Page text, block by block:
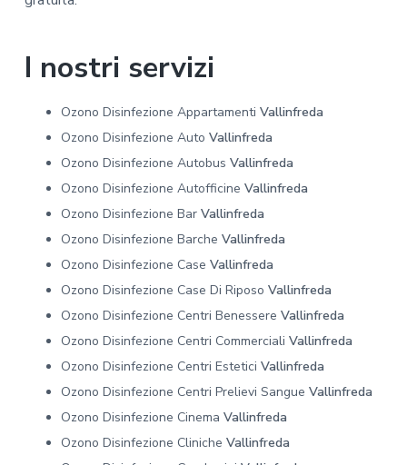
I nostri servizi
Ozono Disinfezione Appartamenti Vallinfreda
Ozono Disinfezione Auto Vallinfreda
Ozono Disinfezione Autobus Vallinfreda
Ozono Disinfezione Autofficine Vallinfreda
Ozono Disinfezione Bar Vallinfreda
Ozono Disinfezione Barche Vallinfreda
Ozono Disinfezione Case Vallinfreda
Ozono Disinfezione Case Di Riposo Vallinfreda
Ozono Disinfezione Centri Benessere Vallinfreda
Ozono Disinfezione Centri Commerciali Vallinfreda
Ozono Disinfezione Centri Estetici Vallinfreda
Ozono Disinfezione Centri Prelievi Sangue Vallinfreda
Ozono Disinfezione Cinema Vallinfreda
Ozono Disinfezione Cliniche Vallinfreda